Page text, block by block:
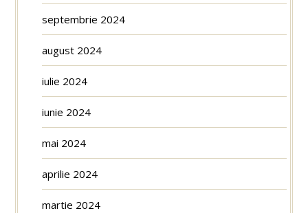
septembrie 2024
august 2024
iulie 2024
iunie 2024
mai 2024
aprilie 2024
martie 2024